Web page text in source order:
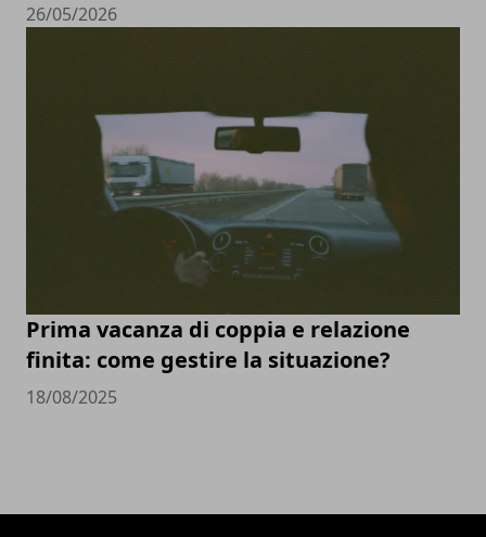
26/05/2026
Prima vacanza di coppia e relazione
finita: come gestire la situazione?
18/08/2025